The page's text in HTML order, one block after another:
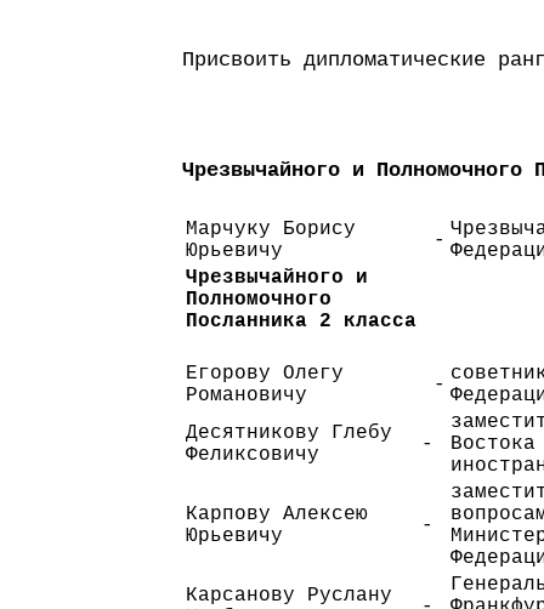
Присвоить дипломатические
Чрезвычайного и Полномочного
Марчуку Борису
Юрьевичу
-
Чрезвычайного и
Полномочного
Посланника 2 класса
Егорову Олегу
Романовичу
-
Десятникову Глебу
Феликсовичу
-
Карпову Алексею
Юрьевичу
-
Карсанову Руслану